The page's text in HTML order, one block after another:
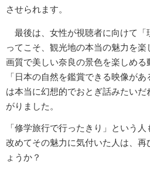
させられます。
最後は、女性が視聴者に向けて「
ってこそ、観光地の本当の魅力を
画質で美しい奈良の景色を楽しめる
「日本の自然を鑑賞できる映像が
は本当に幻想的でおとぎ話みたい
がりました。
「修学旅行で行ったきり」という人
改めてその魅力に気付いた人は、再
ょうか？